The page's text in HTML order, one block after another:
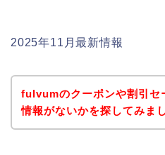
2025年11月最新情報
fulvumのクーポンや割引セ
情報がないかを探してみま